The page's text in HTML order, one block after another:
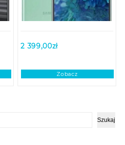
Szukaj
2 399,00zł
Zobacz